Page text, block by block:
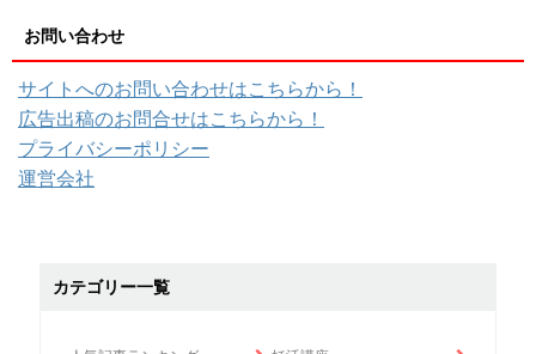
お問い合わせ
サイトへのお問い合わせはこちらから！
広告出稿のお問合せはこちらから！
プライバシーポリシー
運営会社
カテゴリー一覧